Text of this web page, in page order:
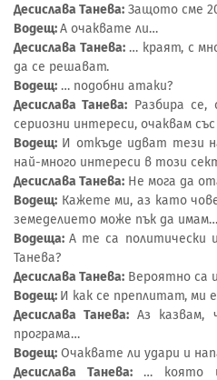
Десислава Танева: Защото сме
Водещ:А очаквате ли…
Десислава Танева:… краят, с
да се решават.
Водещ: … подобни атаки?
Десислава Танева: Разбира
сериозни интереси, очаквам
Водещ: И откъде идват тези
най-много интереси в този
Десислава Танева: Не мога да
Водещ: Кажете ми, аз като
земеделието може пък да имам…
Водеща:А те са политически
Танева?
Десислава Танева: Вероятно са
Водещ: И как се преплитат, ми
Десислава Танева: Аз казвам,
програма…
Водещ: Очаквате ли удари и
Десислава Танева:… която